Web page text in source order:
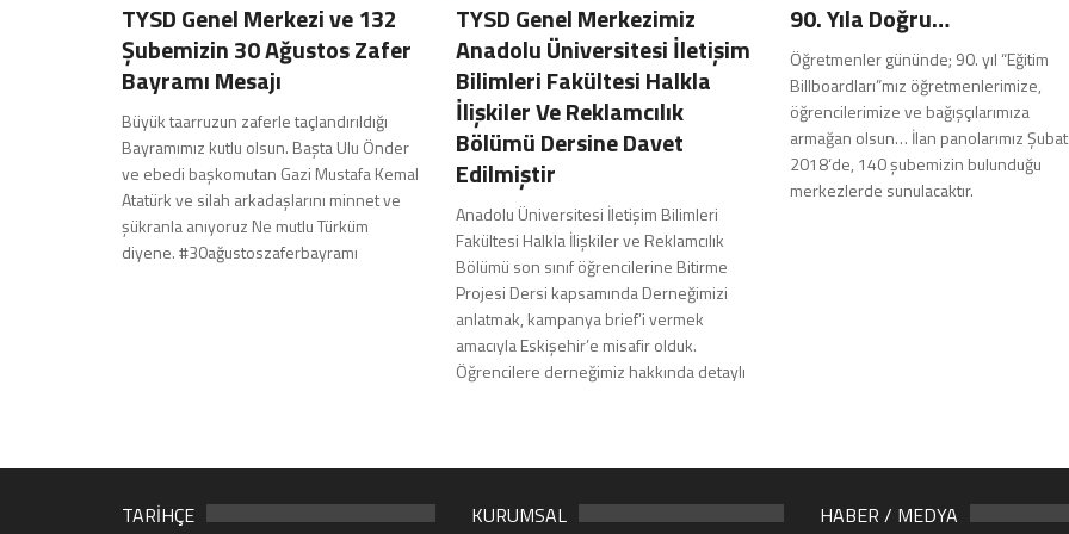
TYSD Genel Merkezi ve 132
Şubemizin 30 Ağustos Zafer
Bayramı Mesajı
Büyük taarruzun zaferle taçlandırıldığı
Bayramımız kutlu olsun. Başta Ulu Önder
ve ebedi başkomutan Gazi Mustafa Kemal
Atatürk ve silah arkadaşlarını minnet ve
şükranla anıyoruz Ne mutlu Türküm
diyene. #30ağustoszaferbayramı
TYSD Genel Merkezimiz
Anadolu Üniversitesi İletişim
Bilimleri Fakültesi Halkla
İlişkiler Ve Reklamcılık
Bölümü Dersine Davet
Edilmiştir
Anadolu Üniversitesi İletişim Bilimleri
Fakültesi Halkla İlişkiler ve Reklamcılık
Bölümü son sınıf öğrencilerine Bitirme
Projesi Dersi kapsamında Derneğimizi
anlatmak, kampanya brief’i vermek
amacıyla Eskişehir’e misafir olduk.
Öğrencilere derneğimiz hakkında detaylı
90. Yıla Doğru…
Öğretmenler gününde; 90. yıl “Eğitim
Billboardları”mız öğretmenlerimize,
öğrencilerimize ve bağışçılarımıza
armağan olsun… İlan panolarımız Şubat
2018‘de, 140 şubemizin bulunduğu
merkezlerde sunulacaktır.
TARİHÇE KURUMSAL HABER / MEDYA